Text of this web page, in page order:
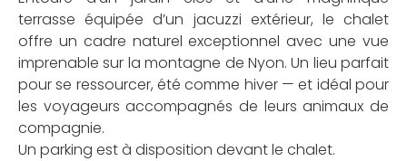
terrasse équipée d’un jacuzzi extérieur, le chalet
offre un cadre naturel exceptionnel avec une vue
imprenable sur la montagne de Nyon. Un lieu parfait
pour se ressourcer, été comme hiver — et idéal pour
les voyageurs accompagnés de leurs animaux de
compagnie.
Un parking est à disposition devant le chalet.